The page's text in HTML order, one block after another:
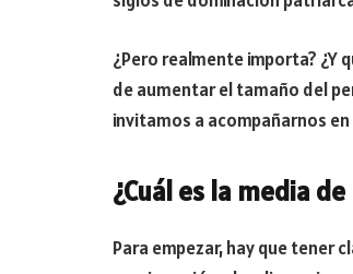
¿Pero realmente importa? ¿Y
de aumentar el tamaño del
invitamos a acompañarnos
¿Cuál es la media
Para empezar, hay que tener